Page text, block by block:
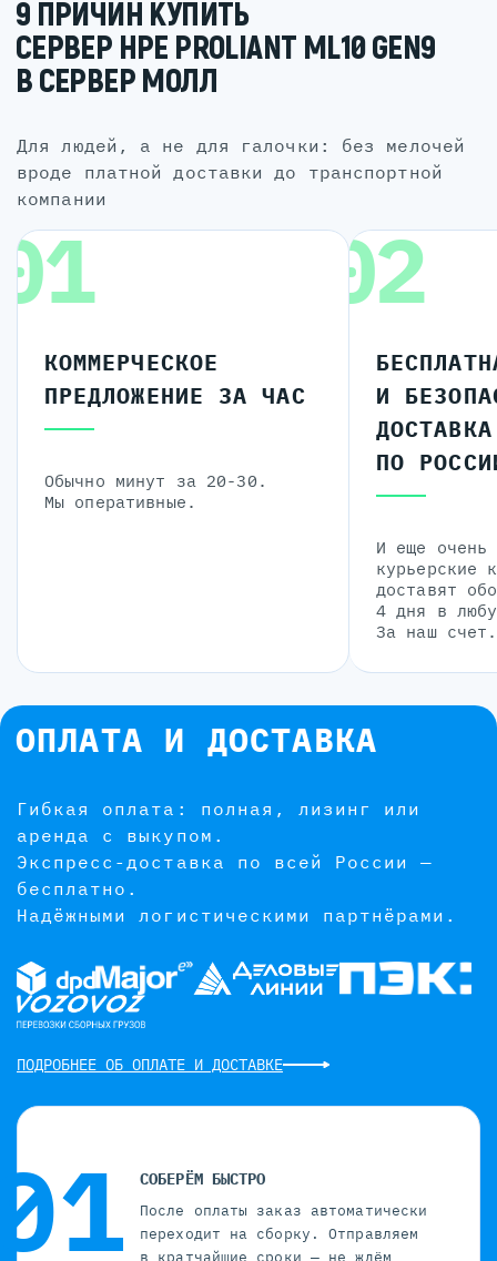
9 ПРИЧИН КУПИТЬ
СЕРВЕР HPE PROLIANT ML10 GEN9
В СЕРВЕР МОЛЛ
для людей, а не для галочки: без мелочей
вроде платной доставки до транспортной
компании
КОММЕРЧЕСКОЕ
ПРЕДЛОЖЕНИЕ ЗА ЧАС
Обычно минут за 20-30.
Мы оперативные.
02
И
ДОСТАВКА
ПО
И еще очень
курьерские
доставят
4 дня в
За наш счет.
ОПЛАТА И ДОСТАВКА
Гибкая оплата: полная, лизинг или
аренда с выкупом.
Экспресс-доставка по всей России —
бесплатно.
Надёжными логистическими партнёрами.
ПОДРОБНЕЕ ОБ ОПЛАТЕ И ДОСТАВКЕ
СОБЕРЁМ БЫСТРО
После оплаты заказ автоматически
переходит на сборку. Отправляем